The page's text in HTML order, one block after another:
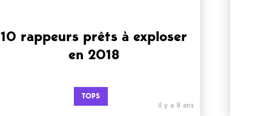
10 rappeurs prêts à exploser
en 2018
TOPS
il y a 8 ans